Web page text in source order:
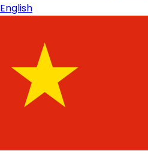
English